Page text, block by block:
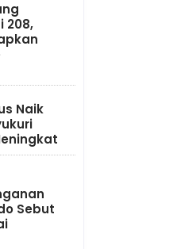
208,
Naik
Sebut